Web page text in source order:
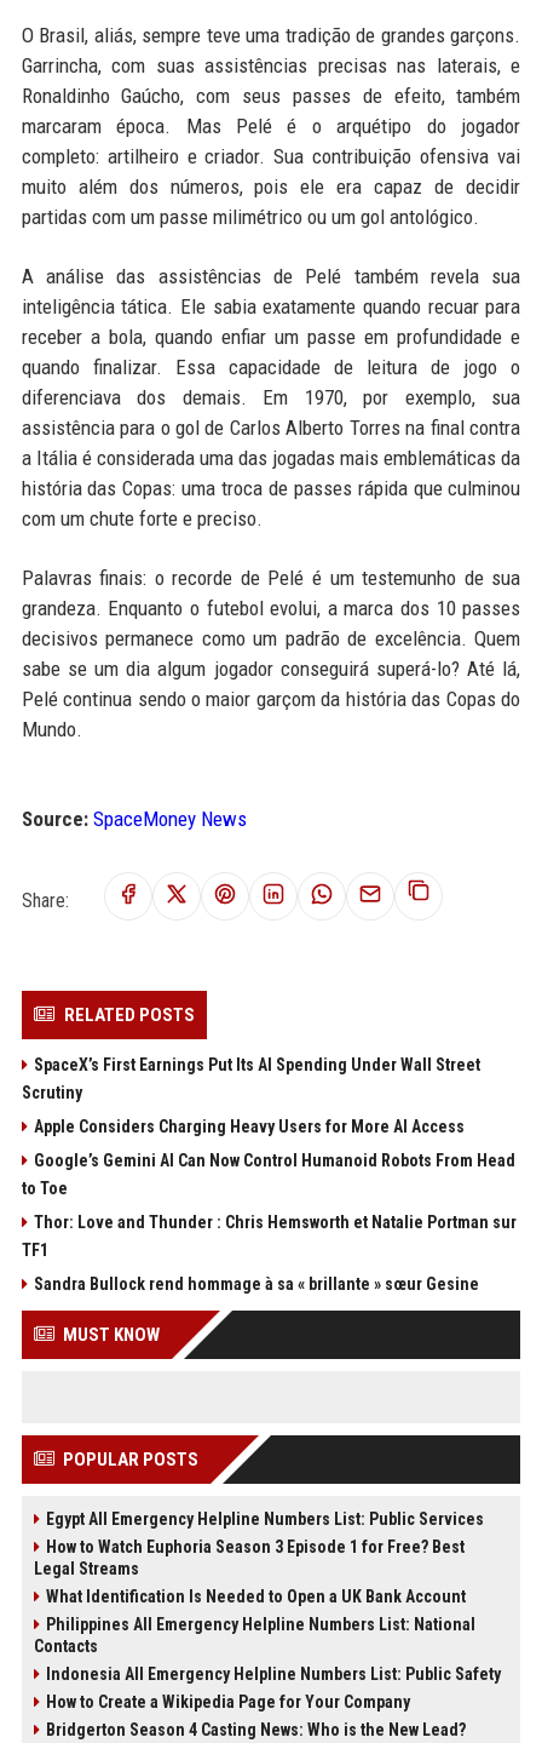
O Brasil, aliás, sempre teve uma tradição de grandes garçons.
Garrincha, com suas assistências precisas nas laterais, e
Ronaldinho Gaúcho, com seus passes de efeito, também
marcaram época. Mas Pelé é o arquétipo do jogador
completo: artilheiro e criador. Sua contribuição ofensiva vai
muito além dos números, pois ele era capaz de decidir
partidas com um passe milimétrico ou um gol antológico.
A análise das assistências de Pelé também revela sua
inteligência tática. Ele sabia exatamente quando recuar para
receber a bola, quando enfiar um passe em profundidade e
quando finalizar. Essa capacidade de leitura de jogo o
diferenciava dos demais. Em 1970, por exemplo, sua
assistência para o gol de Carlos Alberto Torres na final contra
a Itália é considerada uma das jogadas mais emblemáticas da
história das Copas: uma troca de passes rápida que culminou
com um chute forte e preciso.
Palavras finais: o recorde de Pelé é um testemunho de sua
grandeza. Enquanto o futebol evolui, a marca dos 10 passes
decisivos permanece como um padrão de excelência. Quem
sabe se um dia algum jogador conseguirá superá-lo? Até lá,
Pelé continua sendo o maior garçom da história das Copas do
Mundo.
Source: SpaceMoney News
Share:
RELATED POSTS
SpaceX’s First Earnings Put Its AI Spending Under Wall Street
Scrutiny
Apple Considers Charging Heavy Users for More AI Access
Google’s Gemini AI Can Now Control Humanoid Robots From Head
to Toe
Thor: Love and Thunder : Chris Hemsworth et Natalie Portman sur
TF1
Sandra Bullock rend hommage à sa « brillante » sœur Gesine
MUST KNOW
POPULAR POSTS
Egypt All Emergency Helpline Numbers List: Public Services
How to Watch Euphoria Season 3 Episode 1 for Free? Best
Legal Streams
What Identification Is Needed to Open a UK Bank Account
Philippines All Emergency Helpline Numbers List: National
Contacts
Indonesia All Emergency Helpline Numbers List: Public Safety
How to Create a Wikipedia Page for Your Company
Bridgerton Season 4 Casting News: Who is the New Lead?